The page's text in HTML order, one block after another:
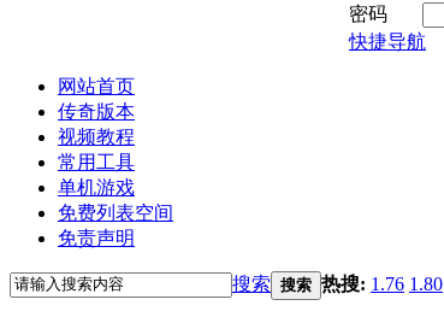
密码
快捷导航
网站首页
传奇版本
视频教程
常用工具
单机游戏
免费列表空间
免责声明
搜索 搜索 热搜: 1.76 1.80